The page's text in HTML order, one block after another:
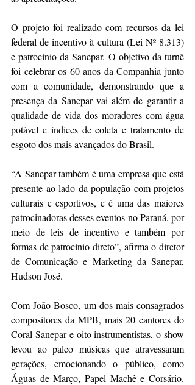
O projeto foi realizado com recursos da lei
federal de incentivo à cultura (Lei Nº 8.313)
e patrocínio da Sanepar. O objetivo da turnê
foi celebrar os 60 anos da Companhia junto
com a comunidade, demonstrando que a
presença da Sanepar vai além de garantir a
qualidade de vida dos moradores com água
potável e índices de coleta e tratamento de
esgoto dos mais avançados do Brasil.
“A Sanepar também é uma empresa que está
presente ao lado da população com projetos
culturais e esportivos, e é uma das maiores
patrocinadoras desses eventos no Paraná, por
meio de leis de incentivo e também por
formas de patrocínio direto”, afirma o diretor
de Comunicação e Marketing da Sanepar,
Hudson José.
Com João Bosco, um dos mais consagrados
compositores da MPB, mais 20 cantores do
Coral Sanepar e oito instrumentistas, o show
levou ao palco músicas que atravessaram
gerações, emocionando o público, como
Águas de Março, Papel Machê e Corsário.